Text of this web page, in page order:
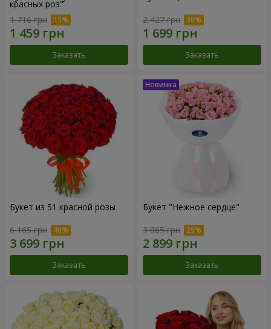
красных роз"
1 716 грн
Заказать
2 427 грн
Заказать
Букет из 51 красной розы
6 165 грн
Заказать
Букет "Нежное сердце"
3 865 грн
Заказать